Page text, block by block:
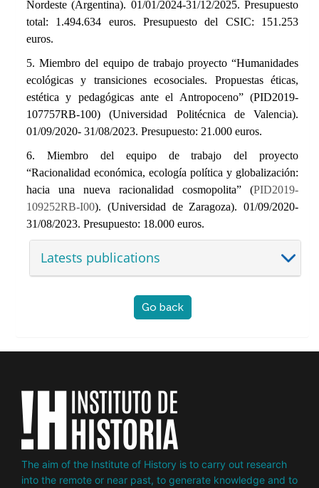
Nordeste (Argentina). 01/01/2024-31/12/2025.Presupuesto
total: 1.494.634 euros. Presupuesto del CSIC: 151.253
euros.
5. Miembro del equipo de trabajo proyecto “Humanidades
ecológicas y transiciones ecosociales. Propuestas éticas,
estética y pedagógicas ante el Antropoceno” (PID2019-
107757RB-100) (Universidad Politécnica de Valencia).
01/09/2020- 31/08/2023. Presupuesto: 21.000 euros.
6. Miembro del equipo de trabajo del proyecto
“Racionalidad económica, ecología política y globalización:
hacia una nueva racionalidad cosmopolita” (PID2019-
109252RB-I00). (Universidad de Zaragoza). 01/09/2020-
31/08/2023. Presupuesto: 18.000 euros.
Latests publications
Go back
The aim of the Institute of History is to carry out research
into the remote or near past, to generate knowledge and to